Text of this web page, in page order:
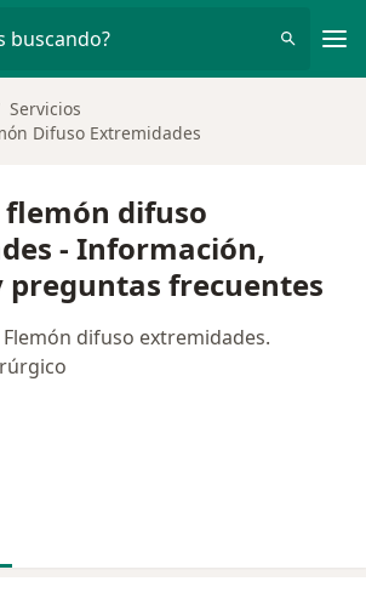
buscando?
Servicios
Difuso Extremidades
flemón difuso
- Información,
preguntas frecuentes
difuso extremidades.